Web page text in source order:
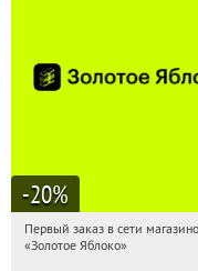
-20%
13:17:48
Получи
Первый заказ в сети
«Золотое Яблоко»